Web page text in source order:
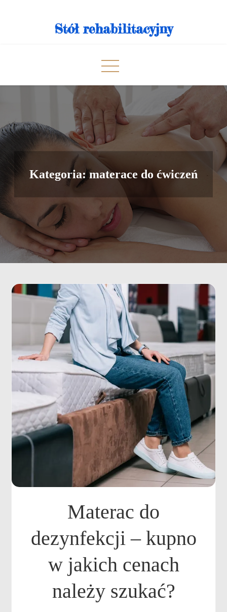
Stół rehabilitacyjny
Kategoria:materace do ćwiczeń
Materac do
dezynfekcji – kupno
w jakich cenach
należy szukać?